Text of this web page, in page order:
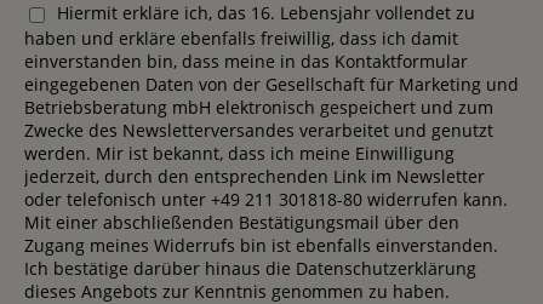
Hiermit erkläre ich, das 16. Lebensjahr vollendet zu
haben und erkläre ebenfalls freiwillig, dass ich damit
einverstanden bin, dass meine in das Kontaktformular
eingegebenen Daten von der Gesellschaft für Marketing und
Betriebsberatung mbH elektronisch gespeichert und zum
Zwecke des Newsletterversandes verarbeitet und genutzt
werden. Mir ist bekannt, dass ich meine Einwilligung
jederzeit, durch den entsprechenden Link im Newsletter
oder telefonisch unter +49 211 301818-80 widerrufen kann.
Mit einer abschließenden Bestätigungsmail über den
Zugang meines Widerrufs bin ist ebenfalls einverstanden.
Ich bestätige darüber hinaus die Datenschutzerklärung
dieses Angebots zur Kenntnis genommen zu haben.